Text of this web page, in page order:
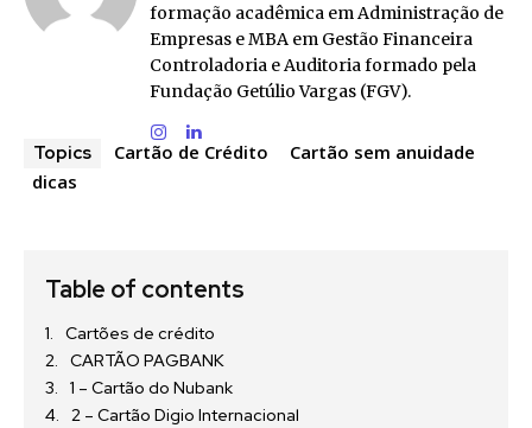
formação acadêmica em Administração de
Empresas e MBA em Gestão Financeira
Controladoria e Auditoria formado pela
Fundação Getúlio Vargas (FGV).
Topics Cartão de Crédito
Cartão sem anuidade
dicas
Table of contents
Cartões de crédito
CARTÃO PAGBANK
1 – Cartão do Nubank
2 – Cartão Digio Internacional